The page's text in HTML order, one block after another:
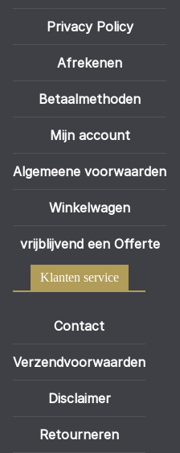
Privacy Policy
Afrekenen
Betaalmethoden
Mijn account
Algemeene voorwaarden
Winkelwagen
vrijblijvend een Offerte
Klanten service
Contact
Verzendvoorwaarden
Disclaimer
Retourneren